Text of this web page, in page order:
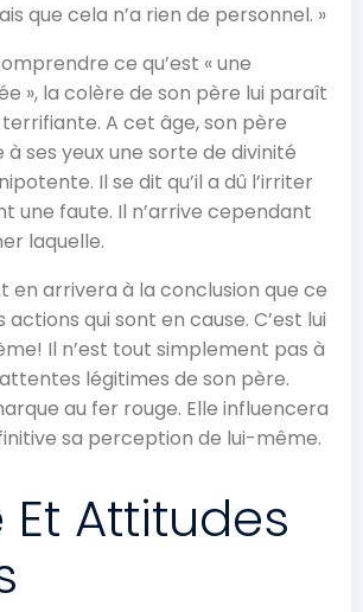
que cela n’a rien de personnel. »
ce qu’est « une
», la colère de son père lui paraît
A cet âge, son père
ses yeux une sorte de divinité
Il se dit qu’il a dû l’irriter
une faute. Il n’arrive cependant
laquelle.
en arrivera à la conclusion que ce
actions qui sont en cause. C’est lui
Il n’est tout simplement pas à
légitimes de son père.
au fer rouge. Elle influencera
sa perception de lui-même.
Et Attitudes